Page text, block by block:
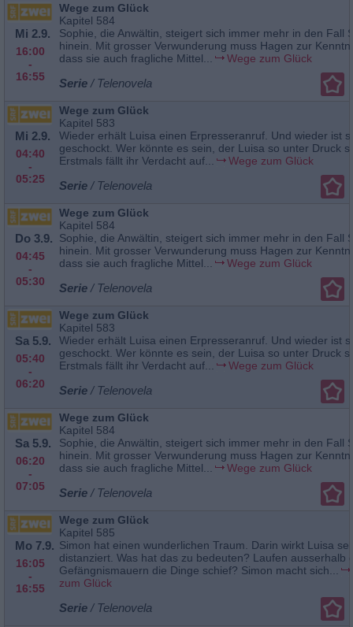
Mi 2.9.
16:00
-
16:55
Wege zum Glück
Kapitel 584
Sophie, die Anwältin, steigert sich immer mehr in den Fall
hinein. Mit grosser Verwunderung muss Hagen zur
dass sie auch fragliche Mittel...
Wege zum Glück
Serie / Telenovela
Mi 2.9.
04:40
-
05:25
Wege zum Glück
Kapitel 583
Wieder erhält Luisa einen Erpresseranruf. Und wieder ist
geschockt. Wer könnte es sein, der Luisa so unter Druck
Erstmals fällt ihr Verdacht auf...
Wege zum Glück
Serie / Telenovela
Do 3.9.
04:45
-
05:30
Wege zum Glück
Kapitel 584
Sophie, die Anwältin, steigert sich immer mehr in den Fall
hinein. Mit grosser Verwunderung muss Hagen zur
dass sie auch fragliche Mittel...
Wege zum Glück
Serie / Telenovela
Sa 5.9.
05:40
-
06:20
Wege zum Glück
Kapitel 583
Wieder erhält Luisa einen Erpresseranruf. Und wieder ist
geschockt. Wer könnte es sein, der Luisa so unter Druck
Erstmals fällt ihr Verdacht auf...
Wege zum Glück
Serie / Telenovela
Sa 5.9.
06:20
-
07:05
Wege zum Glück
Kapitel 584
Sophie, die Anwältin, steigert sich immer mehr in den Fall
hinein. Mit grosser Verwunderung muss Hagen zur
dass sie auch fragliche Mittel...
Wege zum Glück
Serie / Telenovela
Mo 7.9.
16:05
-
16:55
Wege zum Glück
Kapitel 585
Simon hat einen wunderlichen Traum. Darin wirkt Luisa
distanziert. Was hat das zu bedeuten? Laufen ausserhalb
Gefängnismauern die Dinge schief? Simon macht sich...
zum Glück
Serie / Telenovela